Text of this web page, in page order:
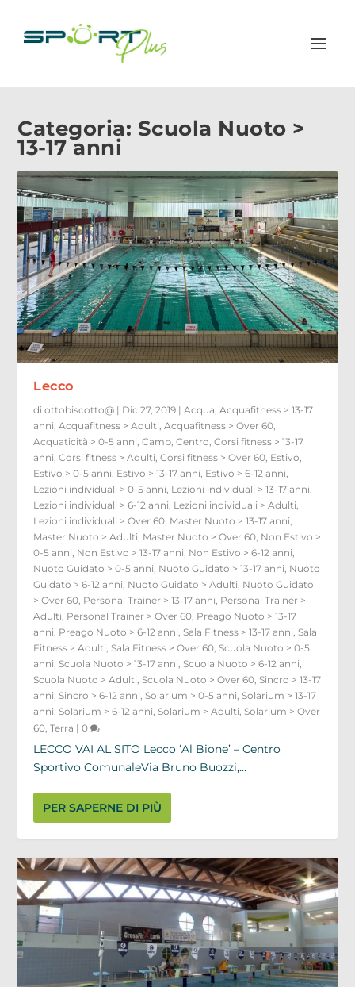
Categoria: Scuola Nuoto >
13-17 anni
Lecco
diottobiscotto@ | Dic 27, 2019 |Acqua ,Acquafitness > 13-17
anni ,Acquafitness > Adulti ,Acquafitness > Over 60
Acquaticità > 0-5 anni ,Camp ,Centro ,Corsi fitness > 13-17
anni ,Corsi fitness > Adulti ,Corsi fitness > Over 60 Estivo
Estivo > 0-5 anni Estivo > 13-17 anni Estivo > 6-12 anni
Lezioni individuali > 0-5 anni Lezioni individuali > 13-17 anni
Lezioni individuali > 6-12 anni Lezioni individuali > Adulti
Lezioni individuali > Over 60 Master Nuoto > 13-17 anni
Master Nuoto > Adulti Master Nuoto > Over 60 Non Estivo >
0-5 anni Non Estivo > 13-17 anni Non Estivo > 6-12 anni
Nuoto Guidato > 0-5 anni Nuoto Guidato > 13-17 anni Nuoto
Guidato > 6-12 anni Nuoto Guidato > Adulti Nuoto Guidato
> Over 60 Personal Trainer > 13-17 anni Personal Trainer >
Adulti Personal Trainer > Over 60 Preago Nuoto > 13-17
anni Preago Nuoto > 6-12 anni ,Sala Fitness > 13-17 anni ,Sala
Fitness > Adulti ,Sala Fitness > Over 60 ,Scuola Nuoto > 0-5
anni ,Scuola Nuoto > 13-17 anni ,Scuola Nuoto > 6-12 anni
Scuola Nuoto > Adulti ,Scuola Nuoto > Over 60 ,Sincro > 13-17
anni ,Sincro > 6-12 anni ,Solarium > 0-5 anni ,Solarium > 13-17
anni ,Solarium > 6-12 anni ,Solarium > Adulti ,Solarium > Over
60 ,Terra |0
LECCO VAI AL SITO Lecco ‘Al Bione’ – Centro
Sportivo ComunaleVia Bruno Buozzi,...
PER SAPERNE DI PIÙ